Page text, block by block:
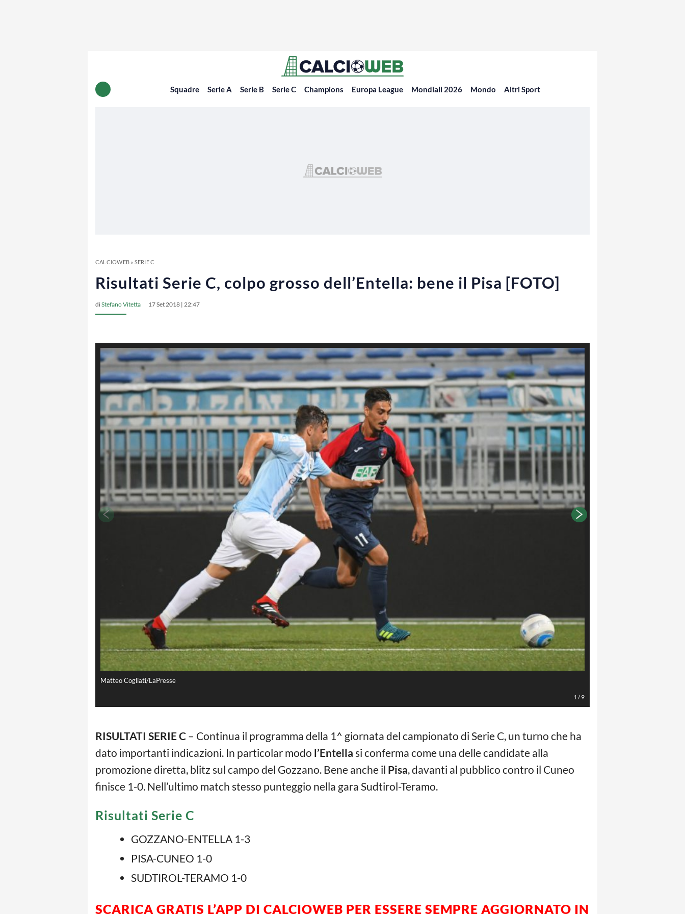
Squadre Serie A Serie B Serie C Champions Europa League Mondiali 2026 Mondo Altri Sport
CALCIOWEB» SERIE C
Risultati Serie C, colpo grosso dell’Entella: bene il Pisa [FOTO]
diStefano Vitetta 17 Set 2018 | 22:47
Matteo Cogliati/LaPresse
1/9
RISULTATI SERIE C – Continua il programma della 1^ giornata del campionato di Serie C, un turno che ha
dato importanti indicazioni. In particolar modo l’Entella si conferma come una delle candidate alla
promozione diretta, blitz sul campo del Gozzano. Bene anche il Pisa, davanti al pubblico contro il Cuneo
finisce 1-0. Nell’ultimo match stesso punteggio nella gara Sudtirol-Teramo.
Risultati Serie C
GOZZANO-ENTELLA 1-3
PISA-CUNEO 1-0
SUDTIROL-TERAMO 1-0
SCARICA GRATIS L’APP DI CALCIOWEB PER ESSERE SEMPRE AGGIORNATO IN